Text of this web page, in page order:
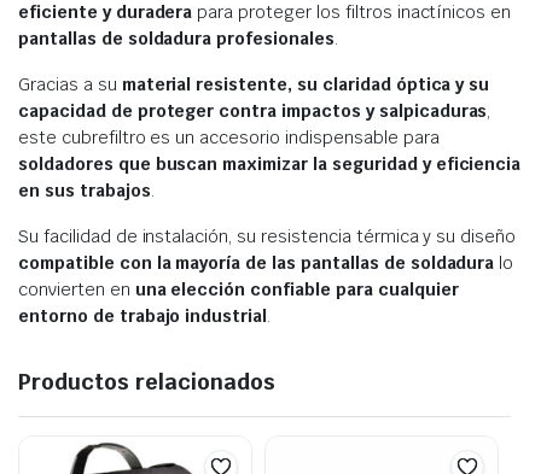
eficiente y duradera para proteger los filtros inactínicos en
pantallas de soldadura profesionales.
Gracias a su material resistente, su claridad óptica y su
capacidad de proteger contra impactos y salpicaduras,
este cubrefiltro es un accesorio indispensable para
soldadores que buscan maximizar la seguridad y eficiencia
en sus trabajos.
Su facilidad de instalación, su resistencia térmica y su diseño
compatible con la mayoría de las pantallas de soldadura lo
convierten en una elección confiable para cualquier
entorno de trabajo industrial.
Productos relacionados